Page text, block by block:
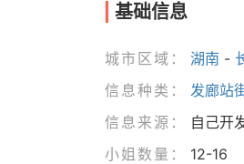
基础信息
城市区域： 湖南 -
信息种类：
发廊站
信息来源：
自己开
小姐数量：
12-16